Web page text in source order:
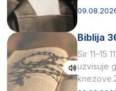
listopada
Biblija
Sir 11–15
uzvisuje